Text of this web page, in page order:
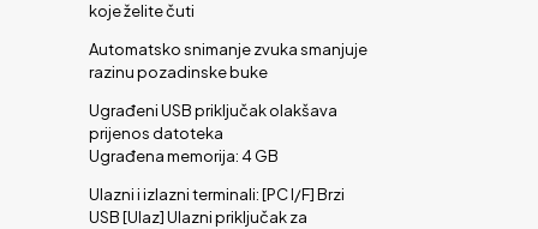
koje želite čuti
Automatsko snimanje zvuka smanjuje
razinu pozadinske buke
Ugrađeni USB priključak olakšava
prijenos datoteka
Ugrađena memorija: 4 GB
Ulazni i izlazni terminali: [PC I/F] Brzi
USB [Ulaz] Ulazni priključak za